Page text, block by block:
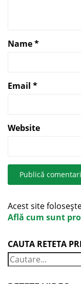
Name*
Email *
Website
Acest site
Află cum sunt
CAUTA RETETA